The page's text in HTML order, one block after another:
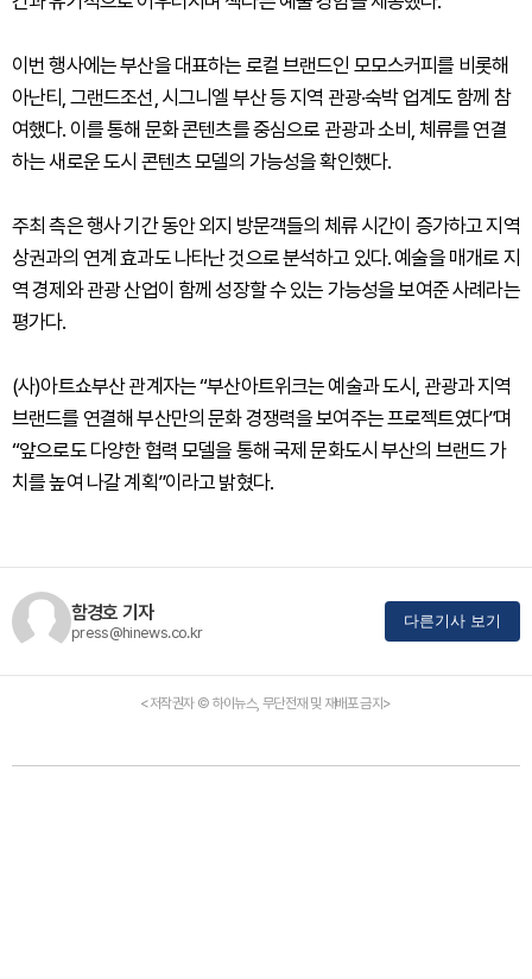
이번 행사에는 부산을 대표하는 로컬 브랜드인 모모스커피를 비롯해
아난티, 그랜드조선, 시그니엘 부산 등 지역 관광·숙박 업계도 함께 참
여했다. 이를 통해 문화 콘텐츠를 중심으로 관광과 소비, 체류를 연결
하는 새로운 도시 콘텐츠 모델의 가능성을 확인했다.
주최 측은 행사 기간 동안 외지 방문객들의 체류 시간이 증가하고 지역
상권과의 연계 효과도 나타난 것으로 분석하고 있다. 예술을 매개로 지
역 경제와 관광 산업이 함께 성장할 수 있는 가능성을 보여준 사례라는
평가다.
(사)아트쇼부산 관계자는 “부산아트위크는 예술과 도시, 관광과 지역
브랜드를 연결해 부산만의 문화 경쟁력을 보여주는 프로젝트였다”며
“앞으로도 다양한 협력 모델을 통해 국제 문화도시 부산의 브랜드 가
치를 높여 나갈 계획”이라고 밝혔다.
함경호 기자
press@hinews.co.kr
다른기사 보기
<저작권자 © 하이뉴스, 무단전재 및 재배포 금지>